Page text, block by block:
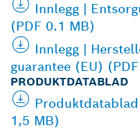
Innlegg |
(PDF 0.1 MB)
Innlegg |
guarantee (EU)
PRODUKTDATABLAD
Produktdatablad
1,5 MB)